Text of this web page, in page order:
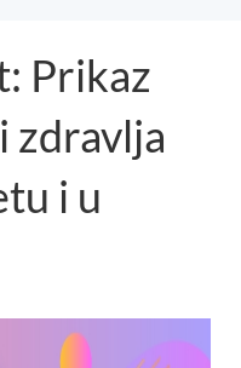
Prikaz
zdravlja
i u